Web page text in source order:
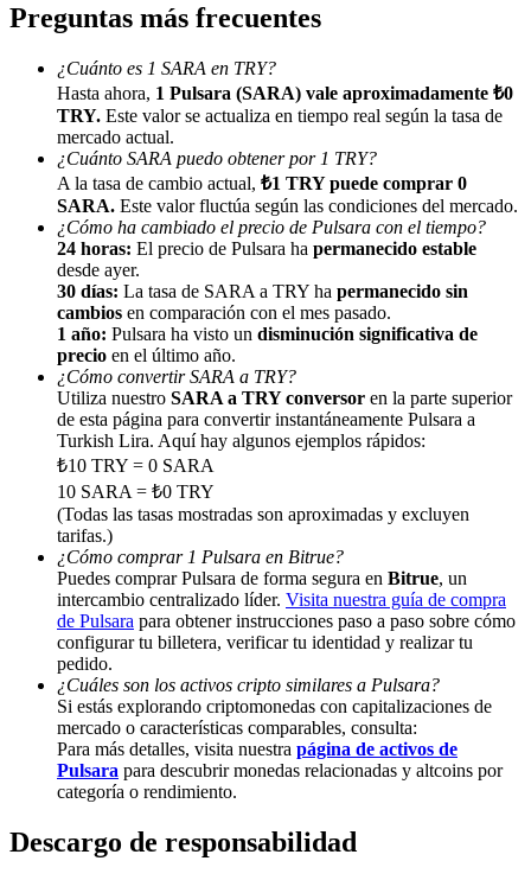
Earn
Power Piggy
Gana recompensas competitivas diariamente
Staking
Alta rentabilidad y acceso instantáneo
Preguntas más frecuentes
¿Cuánto es 1 SARA en TRY?
Hasta ahora, 1 Pulsara (SARA) vale aproximadamente ₺0
TRY. Este valor se actualiza en tiempo real según la tasa de
mercado actual.
¿Cuánto SARA puedo obtener por 1 TRY?
A la tasa de cambio actual, ₺1 TRY puede comprar 0
SARA. Este valor fluctúa según las condiciones del mercado.
¿Cómo ha cambiado el precio de Pulsara con el tiempo?
24 horas: El precio de Pulsara ha permanecido estable
desde ayer.
30 días: La tasa de SARA a TRY ha permanecido sin
cambios en comparación con el mes pasado.
1 año: Pulsara ha visto un disminución significativa de
precio en el último año.
¿Cómo convertir SARA a TRY?
Utiliza nuestro SARA a TRY conversor en la parte superior
de esta página para convertir instantáneamente Pulsara a
Turkish Lira. Aquí hay algunos ejemplos rápidos:
₺10 TRY = 0 SARA
10 SARA = ₺0 TRY
(Todas las tasas mostradas son aproximadas y excluyen
tarifas.)
¿Cómo comprar 1 Pulsara en Bitrue?
Puedes comprar Pulsara de forma segura en Bitrue, un
intercambio centralizado líder. Visita nuestra guía de compra
de Pulsara para obtener instrucciones paso a paso sobre cómo
configurar tu billetera, verificar tu identidad y realizar tu
pedido.
¿Cuáles son los activos cripto similares a Pulsara?
Si estás explorando criptomonedas con capitalizaciones de
mercado o características comparables, consulta:
Para más detalles, visita nuestra página de activos de
Pulsara para descubrir monedas relacionadas y altcoins por
categoría o rendimiento.
Descargo de responsabilidad